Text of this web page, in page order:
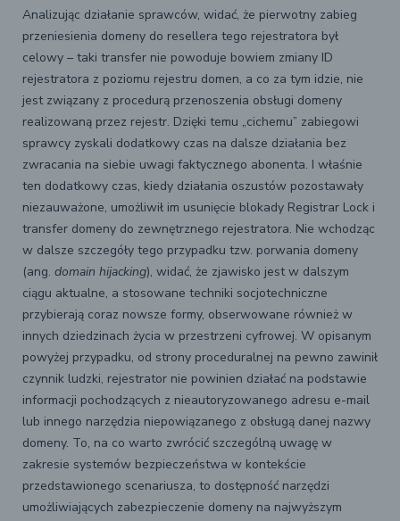
Analizując działanie sprawców, widać, że pierwotny zabieg
przeniesienia domeny do resellera tego rejestratora był
celowy – taki transfer nie powoduje bowiem zmiany ID
rejestratora z poziomu rejestru domen, a co za tym idzie, nie
jest związany z procedurą przenoszenia obsługi domeny
realizowaną przez rejestr. Dzięki temu „cichemu” zabiegowi
sprawcy zyskali dodatkowy czas na dalsze działania bez
zwracania na siebie uwagi faktycznego abonenta. I właśnie
ten dodatkowy czas, kiedy działania oszustów pozostawały
niezauważone, umożliwił im usunięcie blokady Registrar Lock i
transfer domeny do zewnętrznego rejestratora. Nie wchodząc
w dalsze szczegóły tego przypadku tzw. porwania domeny
(ang. domain hijacking), widać, że zjawisko jest w dalszym
ciągu aktualne, a stosowane techniki socjotechniczne
przybierają coraz nowsze formy, obserwowane również w
innych dziedzinach życia w przestrzeni cyfrowej. W opisanym
powyżej przypadku, od strony proceduralnej na pewno zawinił
czynnik ludzki, rejestrator nie powinien działać na podstawie
informacji pochodzących z nieautoryzowanego adresu e-mail
lub innego narzędzia niepowiązanego z obsługą danej nazwy
domeny. To, na co warto zwrócić szczególną uwagę w
zakresie systemów bezpieczeństwa w kontekście
przedstawionego scenariusza, to dostępność narzędzi
umożliwiających zabezpieczenie domeny na najwyższym